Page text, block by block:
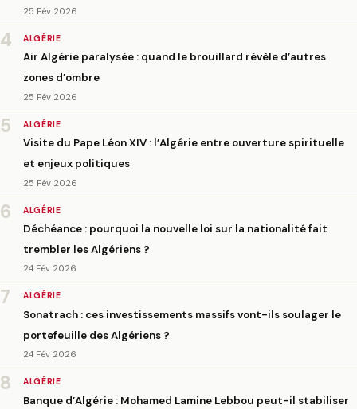
25 Fév 2026
4 ALGÉRIE
Air Algérie paralysée : quand le brouillard révèle d’autres
zones d’ombre
25 Fév 2026
5 ALGÉRIE
Visite du Pape Léon XIV : l’Algérie entre ouverture spirituelle
et enjeux politiques
25 Fév 2026
6 ALGÉRIE
Déchéance : pourquoi la nouvelle loi sur la nationalité fait
trembler les Algériens ?
24 Fév 2026
7 ALGÉRIE
Sonatrach : ces investissements massifs vont-ils soulager le
portefeuille des Algériens ?
24 Fév 2026
8 ALGÉRIE
Banque d’Algérie : Mohamed Lamine Lebbou peut-il stabiliser